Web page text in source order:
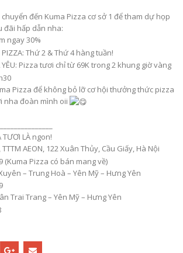
đến Kuma Pizza cơ sở 1 để tham dự họp
đãi hấp dẫn nha:
ngay 30%
PIZZA: Thứ 2 & Thứ 4 hàng tuần!
YÊU: Pizza tươi chỉ từ 69K trong 2 khung giờ vàng
Pizza để không bỏ lỡ cơ hội thưởng thức pizza
nha đoàn mình oii
TƯƠI LÀ ngon!
TTTM AEON, 122 Xuân Thủy, Cầu Giấy, Hà Nội
(Kuma Pizza có bán mang về)
– Trung Hoà – Yên Mỹ – Hưng Yên
Trai Trang – Yên Mỹ – Hưng Yên